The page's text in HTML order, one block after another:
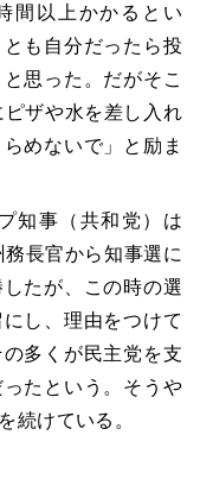
間以上かかるとい
も自分だったら投
思った。だがそこ
ザや水を差し入れ
めないで」と励ま
知事 （共和党）は
長官から知事選に
たが、この時の選
し、理由をつけて
多くが民主党を支
たという。そうや
続けている。